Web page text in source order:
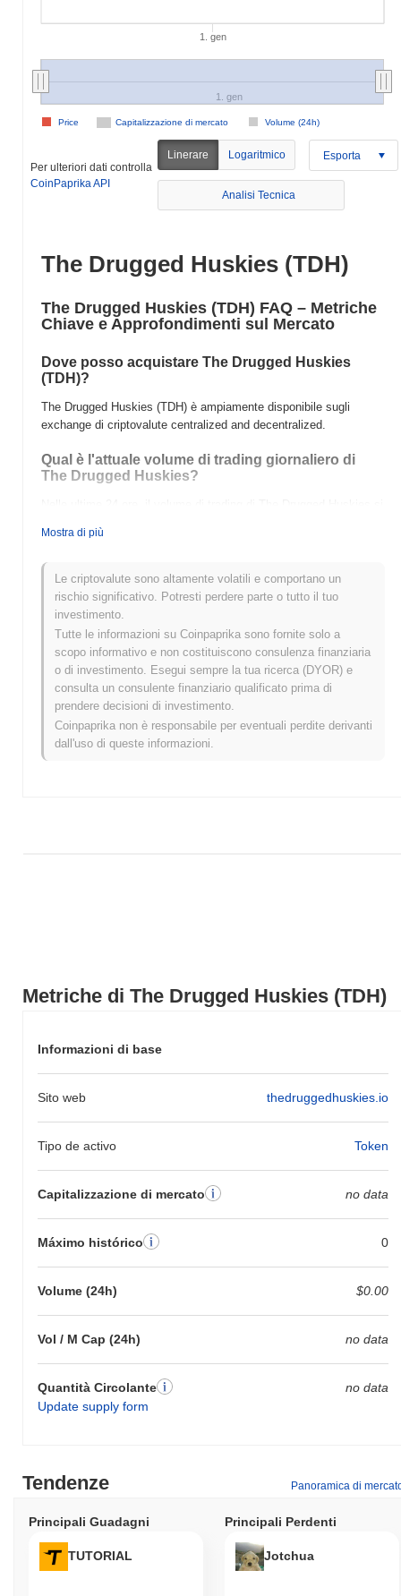
Metriche di The Drugged Huskies (TDH)
Informazioni di base
Sito web thedruggedhuskies.io
Tipo de activo Token
Capitalizzazione di mercato no data
Máximo histórico 0
Volume (24h) $0.00
Vol / M Cap (24h) no data
Quantità Circolante
Update supply form
no data
1. gen
Capitalizzazione di mercato Volume (24h)
Price
1. gen
Per ulteriori dati controlla
CoinPaprika API
Linerare Logaritmico Esporta
Analisi Tecnica
The Drugged Huskies (TDH)
The Drugged Huskies (TDH) FAQ – Metriche
Chiave e Approfondimenti sul Mercato
Dove posso acquistare The Drugged Huskies
(TDH)?
The Drugged Huskies (TDH) è ampiamente disponibile sugli
exchange di criptovalute centralized and decentralized.
Qual è l'attuale volume di trading giornaliero di
The Drugged Huskies?
Drugged Huskies?
Massimo Storico (ATH): $0.00
Minimo Storico (ATL):
The Drugged Huskies è attualmente scambiato~0.00%al di sotto
del suo ATH .
Come si sta comportando The Drugged Huskies
rispetto al mercato crypto più ampio?
Negli ultimi 7 giorni, The Drugged Huskies ha guadagnato
Mostra di più
Le criptovalute sono altamente volatili e comportano un
rischio significativo. Potresti perdere parte o tutto il tuo
investimento.
Tutte le informazioni su Coinpaprika sono fornite solo a
scopo informativo e non costituiscono consulenza finanziaria
o di investimento. Esegui sempre la tua ricerca (DYOR) e
consulta un consulente finanziario qualificato prima di
prendere decisioni di investimento.
Coinpaprika non è responsabile per eventuali perdite derivanti
dall'uso di queste informazioni.
Tendenze Panoramica di
Principali Guadagni
TUTORIAL
Principali Perdenti
Jotchua